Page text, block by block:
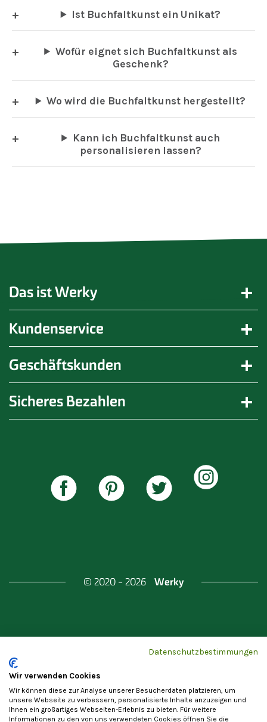
Ist Buchfaltkunst ein Unikat?
Wofür eignet sich Buchfaltkunst als
Geschenk?
Wo wird die Buchfaltkunst hergestellt?
Kann ich Buchfaltkunst auch
personalisieren lassen?
Das ist Werky
Kundenservice
Geschäftskunden
Sicheres Bezahlen
© 2020 - 2026 Werky
Datenschutzbestimmungen
Wir verwenden Cookies
Wir können diese zur Analyse unserer Besucherdaten platzieren, um
unsere Webseite zu verbessern, personalisierte Inhalte anzuzeigen und
Ihnen ein großartiges Webseiten-Erlebnis zu bieten. Für weitere
Informationen zu den von uns verwendeten Cookies öffnen Sie die